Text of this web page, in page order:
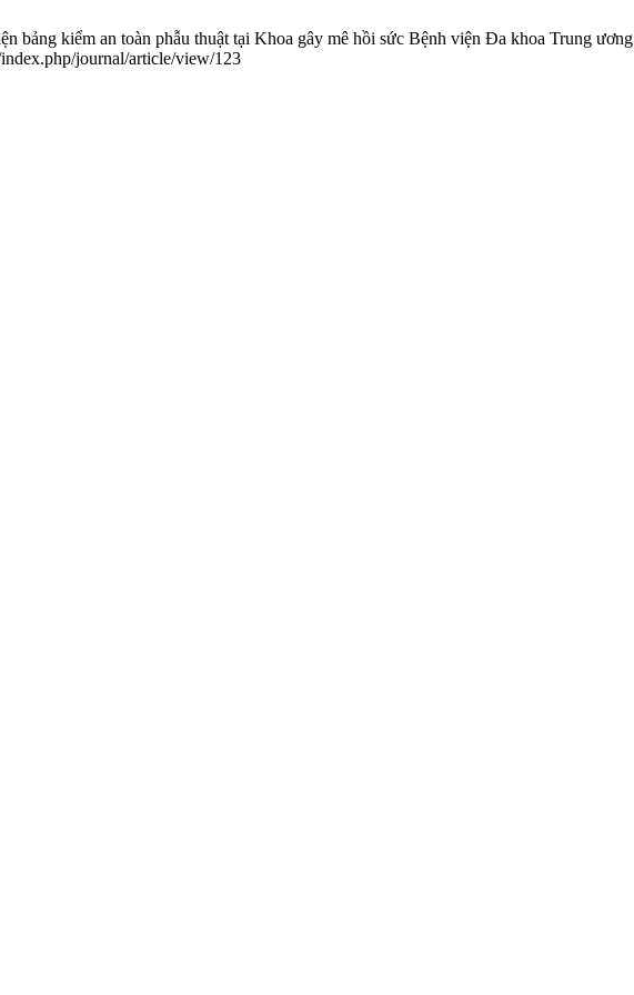
kiểm an toàn phẫu thuật tại Khoa gây mê hồi sức Bệnh viện Đa khoa Trung
journal/article/view/123